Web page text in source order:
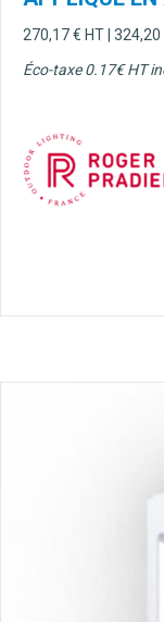
270,17€ HT | 324,20
Éco-taxe 0.17€ HT